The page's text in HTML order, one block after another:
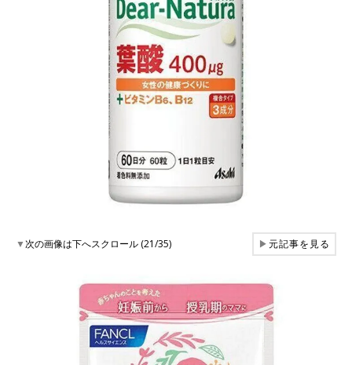
▼次の画像は下へスクロール (21/35) ▶元記事を見る